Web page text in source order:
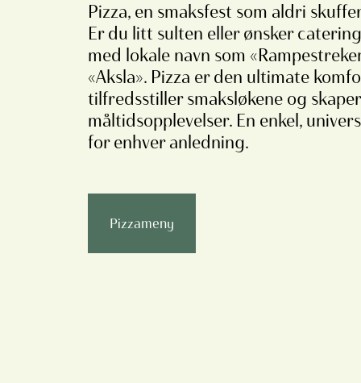
Pizza, en smaksfest som aldri
Er du litt sulten eller ønsker
med lokale navn som
«Aksla». Pizza er den ultimate
tilfredsstiller smaksløkene og
måltidsopplevelser. En enkel,
for enhver anledning.
Pizzameny